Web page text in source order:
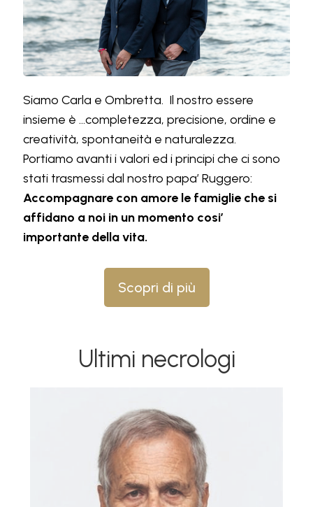
Siamo Carla e Ombretta. Il nostro essere
insieme è ...completezza, precisione, ordine e
creatività, spontaneità e naturalezza.
Portiamo avanti i valori ed i principi che ci sono
stati trasmessi dal nostro papa’ Ruggero:
Accompagnare con amore le famiglie che si
affidano a noi in un momento cosi’
importante della vita.
Scopri di più
Ultimi necrologi